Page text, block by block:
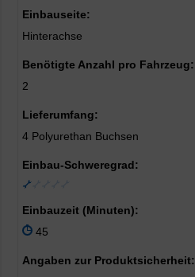
Einbauseite:
Hinterachse
Benötigte Anzahl pro Fahrzeug:
2
Lieferumfang:
4 Polyurethan Buchsen
Einbau-Schweregrad:
Einbauzeit (Minuten):
45
Angaben zur Produktsicherheit: